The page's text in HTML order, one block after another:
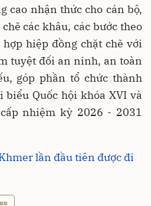
cao nhận thức cho cán bộ,
các khâu, các bước theo
hiệp đồng chặt chẽ với
tuyệt đối an ninh, an toàn
góp phần tổ chức thành
biểu Quốc hội khóa XVI và
nhiệm kỳ 2026 - 2031
lần đầu tiên được đi